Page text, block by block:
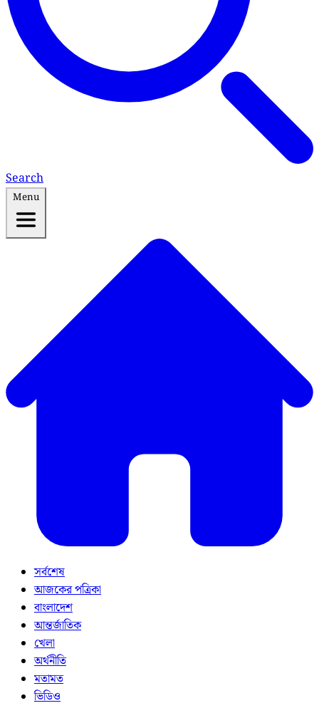
Search
Menu
সর্বশেষ
আজকের পত্রিকা
বাংলাদেশ
আন্তর্জাতিক
খেলা
অর্থনীতি
মতামত
ভিডিও